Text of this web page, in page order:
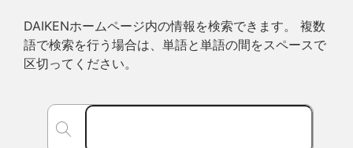
DAIKENホームページ内の情報を検索できます。 複数
語で検索を行う場合は、単語と単語の間をスペースで
区切ってください。